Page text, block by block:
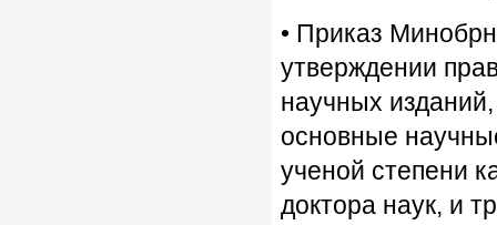
• Приказ
утверждении
научных
основные
ученой степени
доктора наук, и